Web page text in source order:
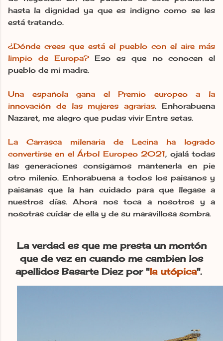
hasta la dignidad ya que es indigno como se les
está tratando.
¿Dónde crees que está el pueblo con el aire más
limpio de Europa?Eso es que no conocen el
pueblo de mi madre.
Una española gana el Premio europeo a la
innovación de las mujeres agrarias. Enhorabuena
Nazaret, me alegro que pudas vivir Entre setas.
La Carrasca milenaria de Lecina ha logrado
convertirse en el Árbol Europeo 2021, ojalá todas
las generaciones consigamos mantenerla en pie
otro milenio. Enhorabuena a todos los paisanos y
paisanas que la han cuidado para que llegase a
nuestros días. Ahora nos toca a nosotros y a
nosotras cuidar de ella y de su maravillosa sombra.
La verdad es que me presta un montón
que de vez en cuando me cambien los
apellidos Basarte Diez por "la utópica".